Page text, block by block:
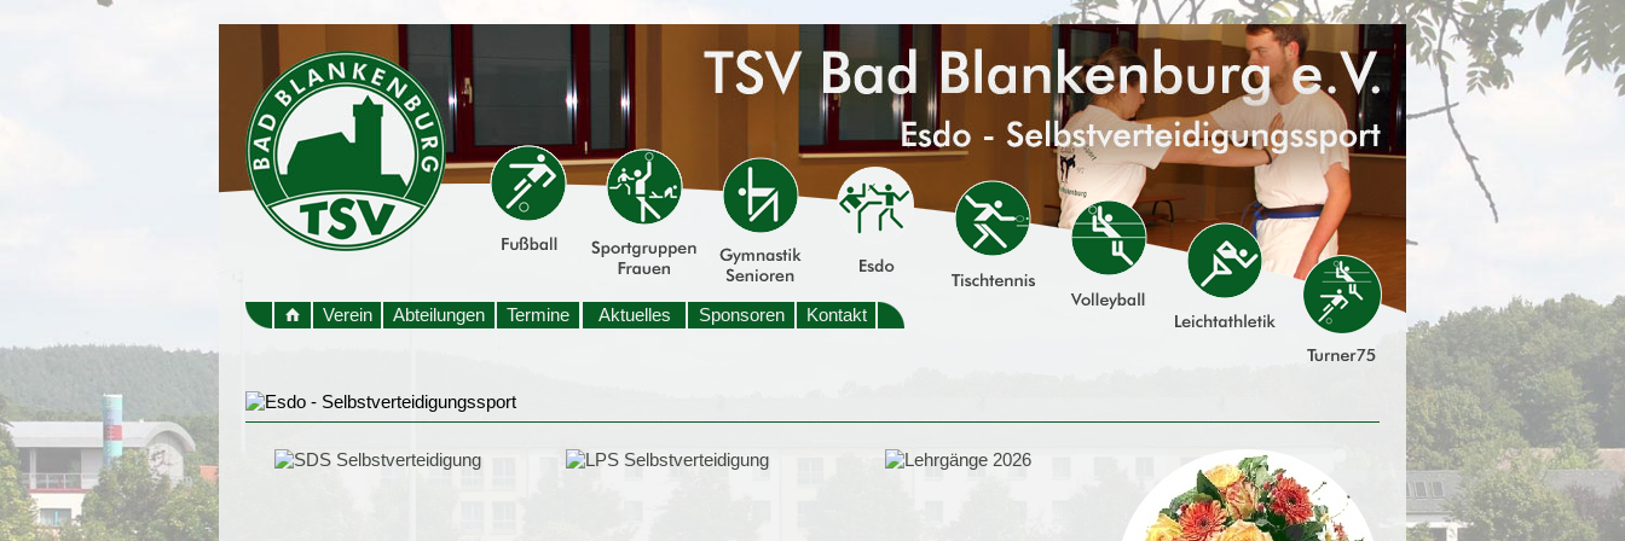
Verein Abteilungen Termine Aktuelles Sponsoren Kontakt